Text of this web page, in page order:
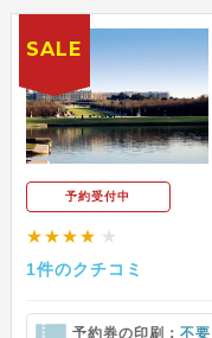
予約受付中
★★★★ ★
1件のクチコミ
予約券の印刷： 不要
SALE